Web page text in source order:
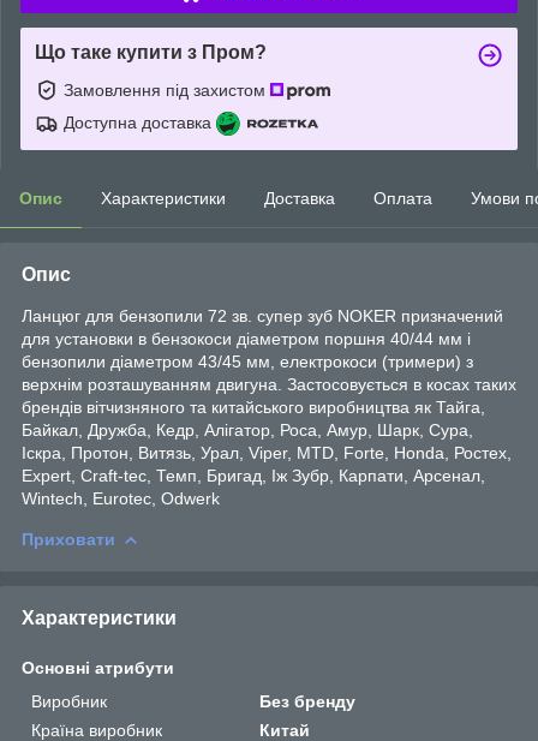
Що таке купити з Пром?
Замовлення під захистом
Доступна доставка
Опис Характеристики Доставка Оплата Умови
Опис
Ланцюг для бензопили 72 зв. супер зуб NOKER призначений
для установки в бензокоси діаметром поршня 40/44 мм і
бензопили діаметром 43/45 мм, електрокоси (тримери) з
верхнім розташуванням двигуна. Застосовується в косах таких
брендів вітчизняного та китайського виробництва як Тайга,
Байкал, Дружба, Кедр, Алігатор, Роса, Амур, Шарк, Сура,
Іскра, Протон, Витязь, Урал, Viper, MTD, Forte, Honda, Ростех,
Expert, Craft-tec, Темп, Бригад, Іж Зубр, Карпати, Арсенал,
Wintech, Eurotec, Odwerk
Приховати
Характеристики
Основні атрибути
Виробник
Без бренду
Країна виробник
Китай